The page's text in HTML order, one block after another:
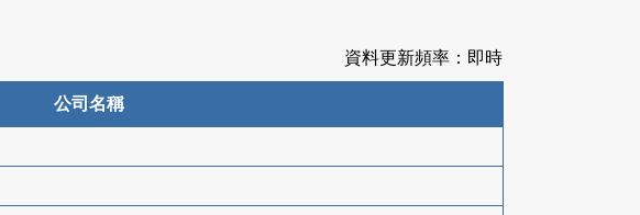
資料更新頻率：即時
公司名稱